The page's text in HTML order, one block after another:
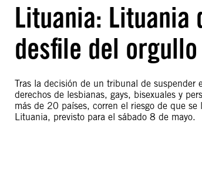
Lituania: Lituania
desfile del
Tras la decisión de un tribunal de
derechos de lesbianas, gays, bisexuales y
más de 20 países, corren el riesgo de que
Lituania, previsto para el sábado 8 de mayo.